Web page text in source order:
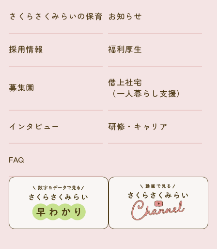
さくらさくみらいの保育 お知らせ
採用情報 福利厚生
募集園
借上社宅
（一人暮らし支援）
インタビュー 研修・キャリア
FAQ